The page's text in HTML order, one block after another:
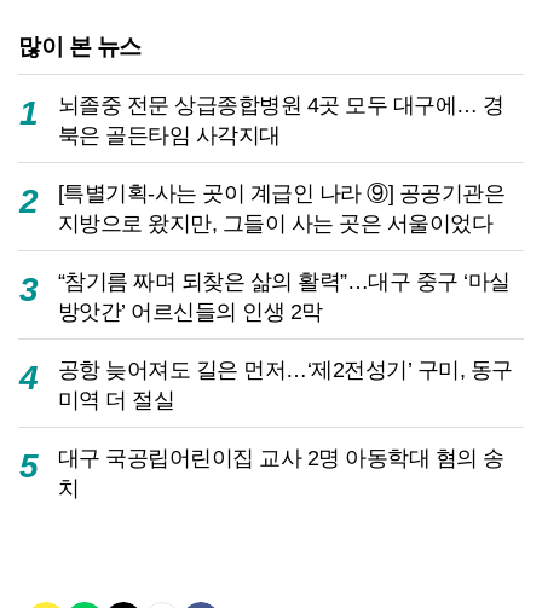
많이 본 뉴스
1
뇌졸중 전문 상급종합병원 4곳 모두 대구에… 경
북은 골든타임 사각지대
2
[특별기획-사는 곳이 계급인 나라 ⑨] 공공기관은
지방으로 왔지만, 그들이 사는 곳은 서울이었다
3
“참기름 짜며 되찾은 삶의 활력”…대구 중구 ‘마실
방앗간’ 어르신들의 인생 2막
4
공항 늦어져도 길은 먼저…‘제2전성기’ 구미, 동구
미역 더 절실
5
대구 국공립어린이집 교사 2명 아동학대 혐의 송
치